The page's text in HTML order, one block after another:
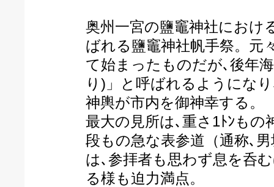
奥州一宮の鹽竈神社におけ
ばれる鹽竈神社帆手祭。元
て始まったものだが､後年
り)」と呼ばれるようにな
神輿が市内を御神幸する。
最大の見所は､重さ1ﾄﾝもの
段もの急な表参道（通称､
は､参拝者も思わず息を呑
る様も迫力満点。